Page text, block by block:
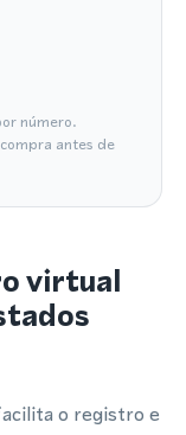
número.
antes de
virtual
o registro e